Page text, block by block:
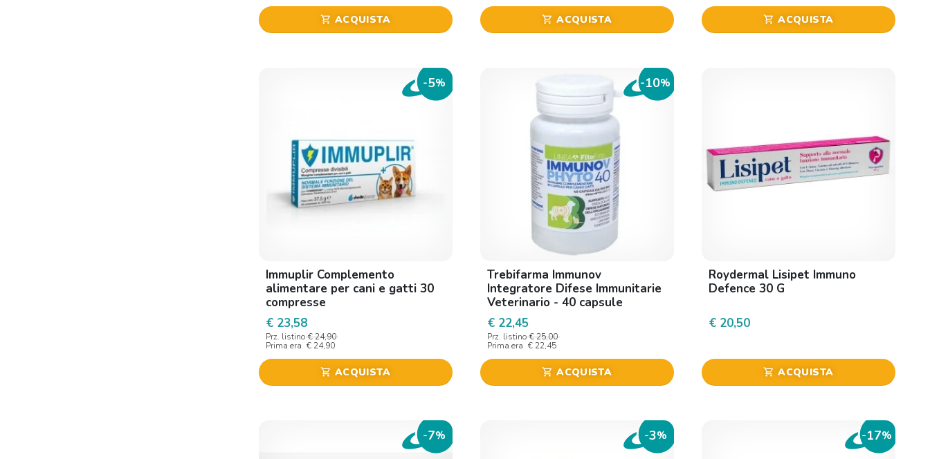
shopping_cart ACQUISTA shopping_cart ACQUISTA shopping_cart ACQUISTA
-5%
Immuplir Complemento
alimentare per cani e gatti 30
compresse
€ 23,58
Prz. listino € 24,90
Prima era € 24,90
shopping_cart ACQUISTA
-10%
Trebifarma Immunov
Integratore Difese Immunitarie
Veterinario - 40 capsule
€ 22,45
Prz. listino € 25,00
Prima era € 22,45
shopping_cart ACQUISTA
Roydermal Lisipet Immuno
Defence 30 G
€ 20,50
shopping_cart ACQUISTA
-7% -3% -17%